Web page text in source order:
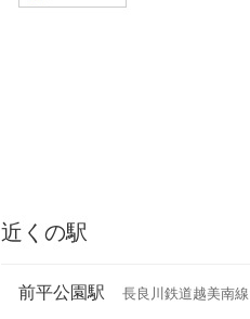
近くの駅
前平公園駅 長良川鉄道越美南線